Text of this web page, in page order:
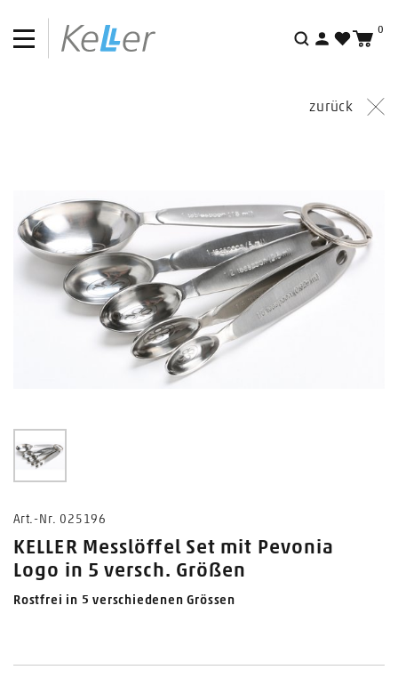
Suche
0
zurück
0
Art.-Nr. 025196
KELLER Messlöffel Set mit Pevonia
Logo in 5 versch. Größen
Rostfrei in 5 verschiedenen Grössen